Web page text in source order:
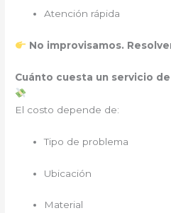
Atención rápida
No improvisamos.
Cuánto cuesta un servicio
El costo depende de:
Tipo de problema
Ubicación
Material